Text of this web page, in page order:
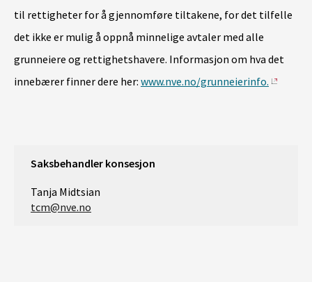
til rettigheter for å gjennomføre tiltakene, for det tilfelle
det ikke er mulig å oppnå minnelige avtaler med alle
grunneiere og rettighetshavere. Informasjon om hva det
innebærer finner dere her: www.nve.no/grunneierinfo.
Saksbehandler konsesjon
Tanja Midtsian
tcm@nve.no